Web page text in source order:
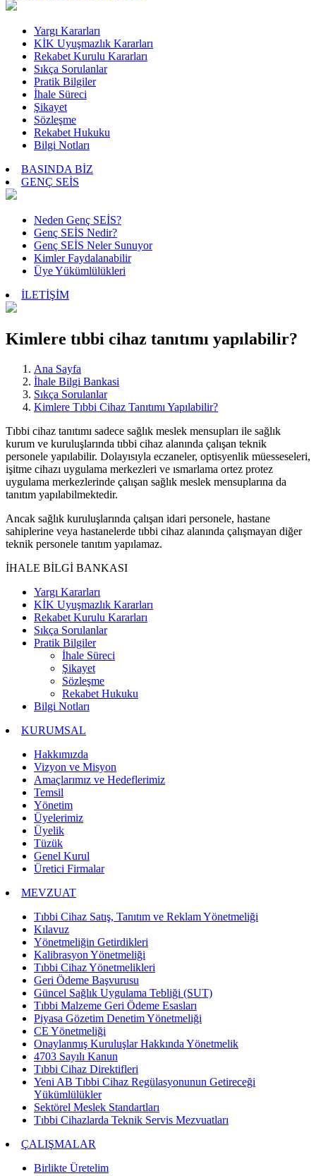
Yargı Kararları
KİK Uyuşmazlık Kararları
Rekabet Kurulu Kararları
Sıkça Sorulanlar
Pratik Bilgiler
İhale Süreci
Şikayet
Sözleşme
Rekabet Hukuku
Bilgi Notları
BASINDA BİZ
GENÇ SEİS
Neden Genç SEİS?
Genç SEİS Nedir?
Genç SEİS Neler Sunuyor
Kimler Faydalanabilir
Üye Yükümlülükleri
İLETİŞİM
Kimlere tıbbi cihaz tanıtımı yapılabilir?
Ana Sayfa
İhale Bilgi Bankasi
Sıkça Sorulanlar
Kimlere Tıbbi Cihaz Tanıtımı Yapılabilir?
Tıbbi cihaz tanıtımı sadece sağlık meslek mensupları ile sağlık
kurum ve kuruluşlarında tıbbi cihaz alanında çalışan teknik
personele yapılabilir. Dolayısıyla eczaneler, optisyenlik müesseseleri,
işitme cihazı uygulama merkezleri ve ısmarlama ortez protez
uygulama merkezlerinde çalışan sağlık meslek mensuplarına da
tanıtım yapılabilmektedir.
Ancak sağlık kuruluşlarında çalışan idari personele, hastane
sahiplerine veya hastanelerde tıbbi cihaz alanında çalışmayan diğer
teknik personele tanıtım yapılamaz.
İHALE BİLGİ BANKASI
Yargı Kararları
KİK Uyuşmazlık Kararları
Rekabet Kurulu Kararları
Sıkça Sorulanlar
Pratik Bilgiler
İhale Süreci
Şikayet
Sözleşme
Rekabet Hukuku
Bilgi Notları
KURUMSAL
Hakkımızda
Vizyon ve Misyon
Amaçlarımız ve Hedeflerimiz
Temsil
Yönetim
Üyelerimiz
Üyelik
Tüzük
Genel Kurul
Üretici Firmalar
MEVZUAT
Tıbbi Cihaz Satış, Tanıtım ve Reklam Yönetmeliği
Kılavuz
Yönetmeliğin Getirdikleri
Kalibrasyon Yönetmeliği
Tıbbi Cihaz Yönetmelikleri
Geri Ödeme Başvurusu
Güncel Sağlık Uygulama Tebliği (SUT)
Tıbbi Malzeme Geri Ödeme Esasları
Piyasa Gözetim Denetim Yönetmeliği
CE Yönetmeliği
Onaylanmış Kuruluşlar Hakkında Yönetmelik
4703 Sayılı Kanun
Tıbbi Cihaz Direktifleri
Yeni AB Tıbbi Cihaz Regülasyonunun Getireceği
Yükümlülükler
Sektörel Meslek Standartları
Tıbbi Cihazlarda Teknik Servis Mezvuatları
ÇALIŞMALAR
Birlikte Üretelim